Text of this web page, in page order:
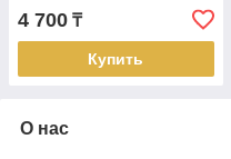
4 700 ₸
Купить
О нас